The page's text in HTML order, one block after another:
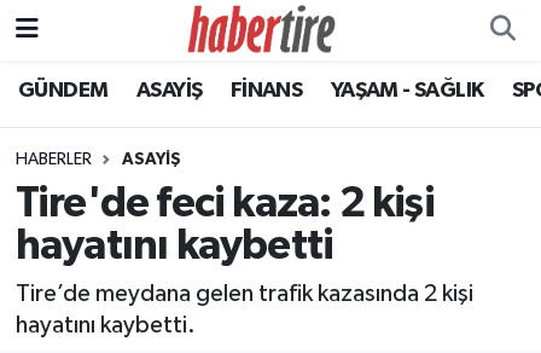
GÜNDEM ASAYİŞ FİNANS YAŞAM - SAĞLIK
HABERLER ASAYİŞ
Tire'de feci kaza: 2 kişi
hayatını kaybetti
Tire’de meydana gelen trafik kazasında 2 kişi
hayatını kaybetti.
Tire Nöbetçi Eczaneler
Tire Hava Durumu
Tire Trafik Yoğunluk Haritası
Tüm Manşetler